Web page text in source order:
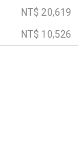
NT$ 20,619
NT$ 10,526